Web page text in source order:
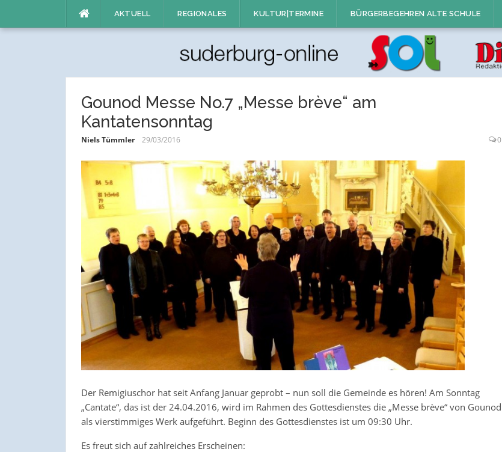
AKTUELL REGIONALES KULTUR|TERMINE BÜRGERBEGEHREN ALTE SCHULE
Gounod Messe No.7 „Messe brève“ am
Kantatensonntag
Niels Tümmler 29/03/2016 0
Der Remigiuschor hat seit Anfang Januar geprobt – nun soll die Gemeinde es hören! Am Sonntag
„Cantate“, das ist der 24.04.2016, wird im Rahmen des Gottesdienstes die „Messe brève“ von Gounod
als vierstimmiges Werk aufgeführt. Beginn des Gottesdienstes ist um 09:30 Uhr.
Es freut sich auf zahlreiches Erscheinen: